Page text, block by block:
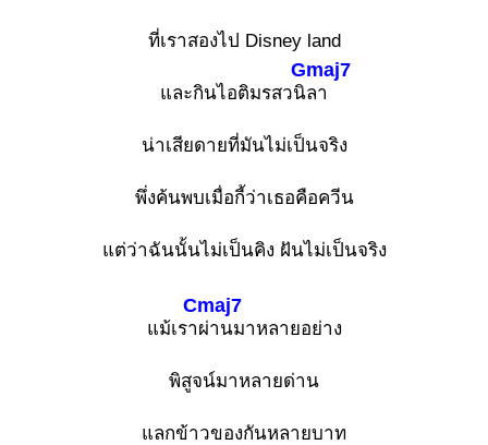
ที่เราสองไป Disney land
และกินไอติมรสวนิ
Gmaj7
ลา
น่าเสียดายที่มันไม่เป็นจริง
พึ่งค้นพบเมื่อกี้ว่าเธอคือควีน
แต่ว่าฉันนั้นไม่เป็นคิง ฝันไม่เป็นจริง
แม้เรา
Cmaj7
ผ่านมาหลายอย่าง
พิสูจน์มาหลายด่าน
แลกข้าวของกันหลายบาท